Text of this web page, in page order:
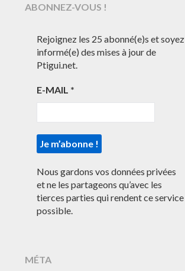
ABONNEZ-VOUS !
Rejoignez les 25 abonné(e)s et soyez
informé(e) des mises à jour de
Ptigui.net.
E-MAIL *
Nous gardons vos données privées
et ne les partageons qu’avec les
tierces parties qui rendent ce service
possible.
MÉTA